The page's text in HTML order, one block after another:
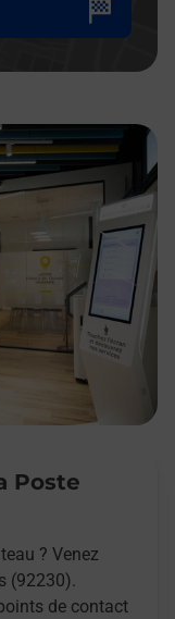
Poste
? Venez
(92230).
de contact